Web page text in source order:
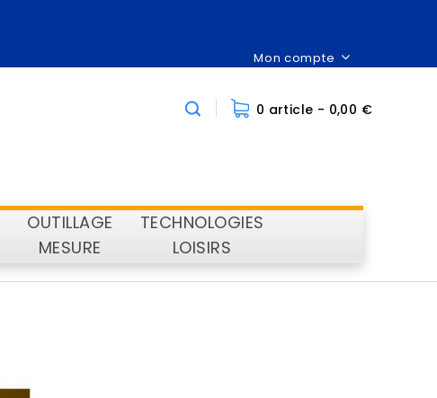
Mon compte
0 article - 0,00 €
OUTILLAGE
MESURE
TECHNOLOGIES
LOISIRS